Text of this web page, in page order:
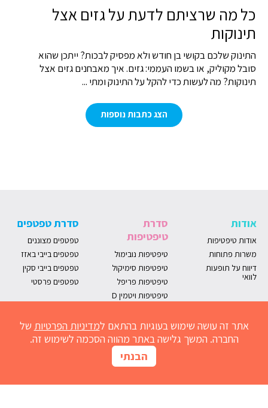
אתר זה עושה שימוש בעוגיות בהתאם למדיניות הפרטיות של
החברה. המשך גלישה באתר מהווה הסכמה לשימוש זה.
הבנתי
כל מה שרציתם לדעת על גזים אצל
תינוקות
התינוק שלכם בקושי בן חודש ולא מפסיק לבכות? ייתכן שהוא
סובל מקוליק, או בשמו העממי: גזים. איך מאבחנים גזים אצל
תינוקות? מה לעשות כדי להקל על התינוק ומתי ...
הצג כתבות נוספות
אודות
אודות טיפטיפות
משרות פתוחות
דיווח על תופעות
לוואי
סדרת
טיפטיפות
טיפטיפות נובימול
טיפטיפות סימיקול
טיפטיפות פריפל
טיפטיפות ויטמין D
סדרת טפטפים
טפטפים מצוננים
טפטפים בייבי באזז
טפטפים בייבי סקין
טפטפים פרסטי